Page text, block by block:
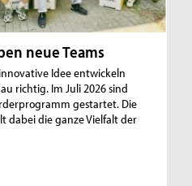
neue Teams
Idee entwickeln
richtig. Im Juli 2026 sind
gestartet. Die
dabei die ganze Vielfalt der